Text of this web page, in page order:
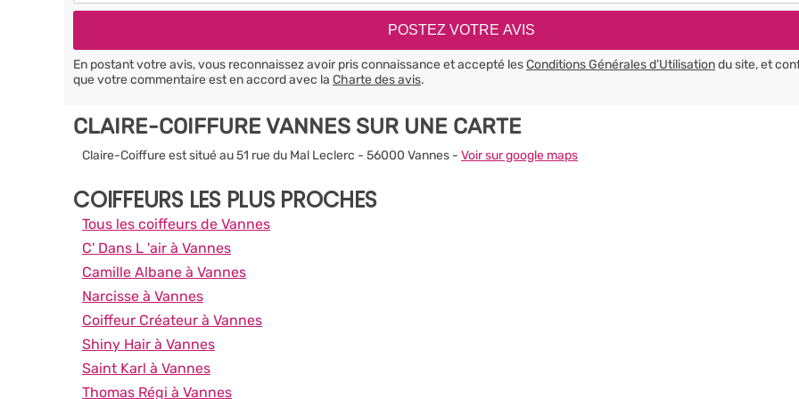
En postant votre avis, vous reconnaissez avoir pris connaissance et accepté lesConditions Générales d’Utilisationdu site, et
que votre commentaire est en accord avec la Charte des avis.
CLAIRE-COIFFURE VANNES SUR UNE CARTE
Claire-Coiffure est situé au 51 rue du Mal Leclerc - 56000 Vannes - Voir sur google maps
COIFFEURS LES PLUS PROCHES
Tous les coiffeurs de Vannes
C' Dans L 'air à Vannes
Camille Albane à Vannes
Narcisse à Vannes
Coiffeur Créateur à Vannes
Shiny Hair à Vannes
Saint Karl à Vannes
Thomas Régi à Vannes